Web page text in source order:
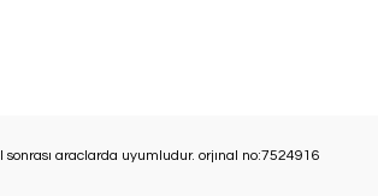
araclarda uyumludur. orjınal no:7524916